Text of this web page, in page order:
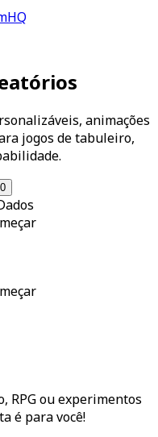
animações
jogos de tabuleiro,
RPG ou experimentos
é para você!